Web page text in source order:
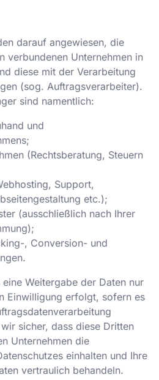
darauf angewiesen, die
verbundenen Unternehmen in
diese mit der Verarbeitung
(sog. Auftragsverarbeiter).
sind namentlich:
und
(Rechtsberatung, Steuern
Support,
etc.);
(ausschließlich nach Ihrer
, Conversion- und
Weitergabe der Daten nur
Einwilligung erfolgt, sofern es
sicher, dass diese Dritten
Unternehmen die
einhalten und Ihre
vertraulich behandeln.